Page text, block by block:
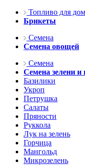
Топливо для
Брикеты
Семена
Семена овощей
Семена
Семена зелени и
Базилики
Укроп
Петрушка
Салаты
Пряности
Руккола
Лук на зелень
Горчица
Мангольд
Микрозелень